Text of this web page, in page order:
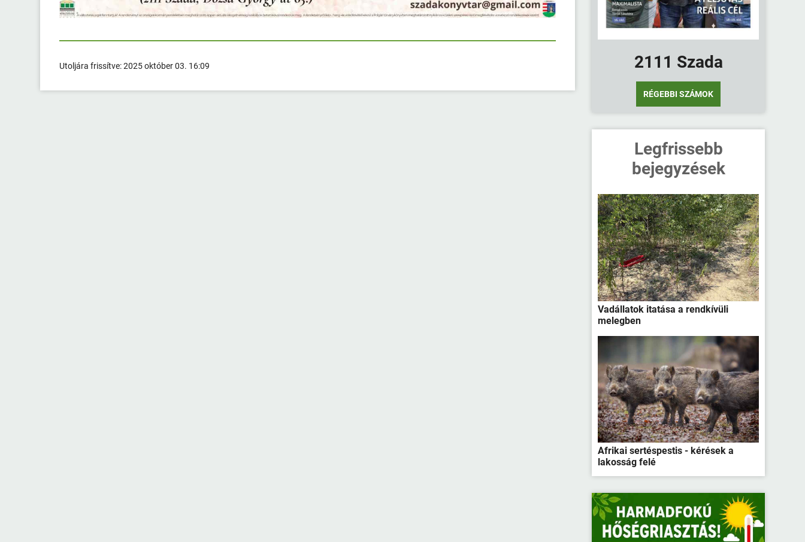
Utoljára frissítve:2025 október 03. 16:09 2111 Szada
RÉGEBBI SZÁMOK
Legfrissebb
bejegyzések
Vadállatok itatása a rendkívüli
melegben
Afrikai sertéspestis - kérések a
lakosság felé